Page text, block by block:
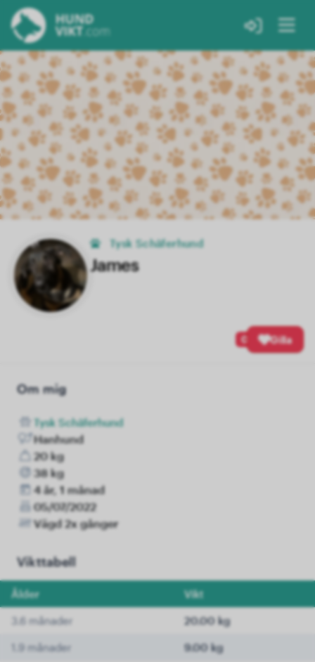
Tysk Schäferhund
James
0 Gilla
Om mig
Tysk Schäferhund
Hanhund
20 kg
38 kg
4 år, 1 månad
05/07/2022
Vägd 2x gånger
Vikttabell
Ålder Vikt
3.6 månader 20.00 kg
1.9 månader 9.00 kg